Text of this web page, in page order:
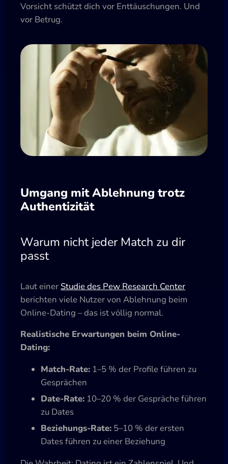
Vorsicht schützt dich vor Enttäuschungen. Und
vor Betrug.
Umgang mit Ablehnung trotz
Authentizität
Warum nicht jeder Match zu dir
passt
Laut einer Studie des Pew Research Center
berichten viele Nutzer von Ablehnung beim
Online-Dating – das ist völlig normal.
Realistische Erwartungen beim Online-
Dating:
Match-Rate: 1–5 % der Profile führen zu
Gesprächen
Date-Rate: 10–20 % der Gespräche führen
zu Dates
Beziehungs-Rate: 5–10 % der ersten
Dates führen zu einer Beziehung